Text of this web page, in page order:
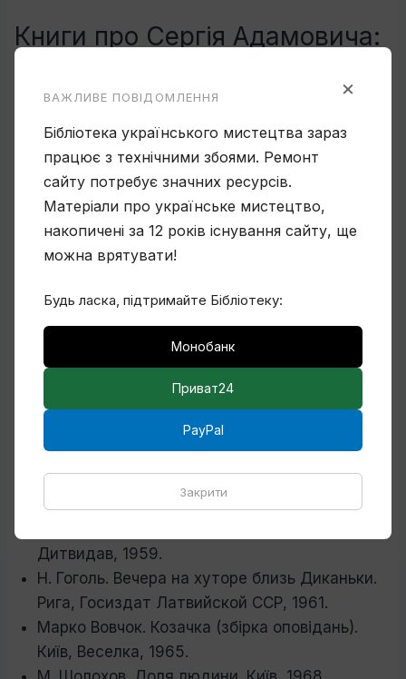
Книги про Сергія Адамовича:
Леонід Владич. Графіка Сергія Адамовича.
Київ, Мистецтво, 1977.
Книги з ілюстраціями Сергія
Адамовича:
Л. Толстой. Казаки. Київ, Держлітвидав
І. Франко. Борислав сміється. Київ, Молодь,
1952.
М. Бажан. Гонець. Київ, Молодь, 1954.
Ф. Достоєвський. Злочин і кара. Київ,
Державне видавництво художньої
лiтератури, 1958.
Марко Вовчок. Горпина. Оповідання. Київ,
Дитвидав, 1958.
Дитвидав, 1959.
Н. Гоголь. Вечера на хуторе близь Диканьки.
Рига, Госиздат Латвийской ССР, 1961.
Марко Вовчок. Козачка (збірка оповідань).
Київ, Веселка, 1965.
×
ВАЖЛИВЕ ПОВІДОМЛЕННЯ
Бібліотека українського мистецтва зараз
працює з технічними збоями. Ремонт
сайту потребує значних ресурсів.
Матеріали про українське мистецтво,
накопичені за 12 років існування сайту, ще
можна врятувати!
Будь ласка, підтримайте Бібліотеку:
Монобанк
Приват24
PayPal
Закрити